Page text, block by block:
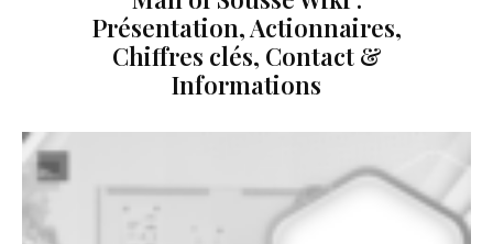
Présentation, Actionnaires,
Chiffres clés, Contact &
Informations